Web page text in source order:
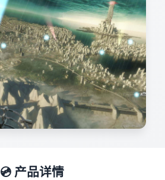
💿 产品详情